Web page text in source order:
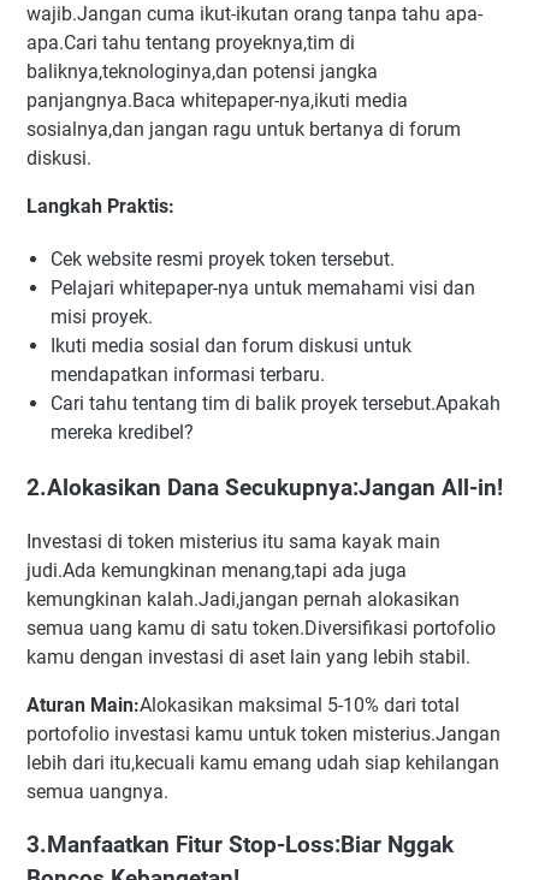
wajib.Jangan cuma ikut-ikutan orang tanpa tahu apa-
apa.Cari tahu tentang proyeknya,tim di
baliknya,teknologinya,dan potensi jangka
panjangnya.Baca whitepaper-nya,ikuti media
sosialnya,dan jangan ragu untuk bertanya di forum
diskusi.
Langkah Praktis:
Cek website resmi proyek token tersebut.
Pelajari whitepaper-nya untuk memahami visi dan
misi proyek.
Ikuti media sosial dan forum diskusi untuk
mendapatkan informasi terbaru.
Cari tahu tentang tim di balik proyek tersebut.Apakah
mereka kredibel?
2.Alokasikan Dana Secukupnya:Jangan All-in!
Investasi di token misterius itu sama kayak main
judi.Ada kemungkinan menang,tapi ada juga
kemungkinan kalah.Jadi,jangan pernah alokasikan
semua uang kamu di satu token.Diversifikasi portofolio
kamu dengan investasi di aset lain yang lebih stabil.
Aturan Main:Alokasikan maksimal 5-10% dari total
portofolio investasi kamu untuk token misterius.Jangan
lebih dari itu,kecuali kamu emang udah siap kehilangan
semua uangnya.
3.Manfaatkan Fitur Stop-Loss:Biar Nggak